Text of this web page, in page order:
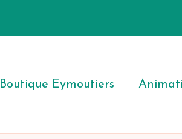
Boutique Eymoutiers